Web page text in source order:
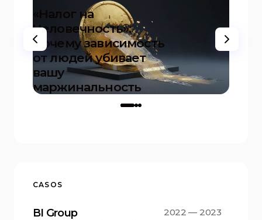
«Налог на
Человечность»:
Почему зависимость
от людей убивает
вашу
маржинальность
on 17.12.2025
CASOS
BI Group
2022 — 2023